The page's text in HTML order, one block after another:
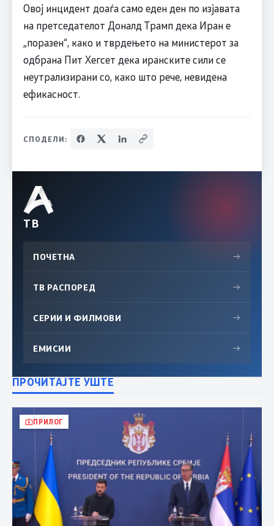
Овој инцидент доаѓа само еден ден по изјавата
на претседателот Доналд Трамп дека Иран е
„поразен“, како и тврдењето на министерот за
одбрана Пит Хегсет дека иранските сили се
неутрализирани со, како што рече, невидена
ефикасност.
СПОДЕЛИ:
ТВ
ПОЧЕТНА →
ТВ РАСПОРЕД →
СЕРИИ И ФИЛМОВИ →
ЕМИСИИ →
ПРОЧИТАЈТЕ УШТЕ
ПРИЛОГ